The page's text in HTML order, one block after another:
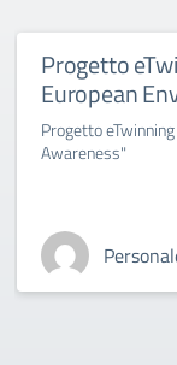
Progetto
European
Progetto
Awareness"